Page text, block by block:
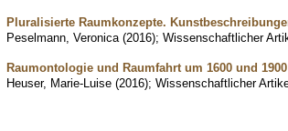
Pluralisierte Raumkonzepte.
Peselmann, Veronica (2016); Wissenschaftlicher
Raumontologie und Raumfahrt um 1600 und 1900
Heuser, Marie-Luise (2016); Wissenschaftlicher